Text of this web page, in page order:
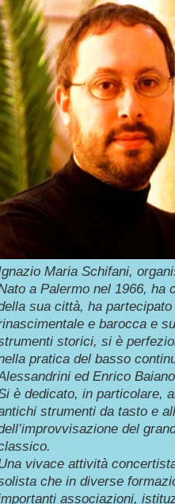
Maria Schifani,
a Palermo nel 1966, ha
sua città, ha
e barocca e
storici, si è
pratica del basso
ed Enrico
è dedicato, in particolare,
strumenti da tasto e
del
vivace attività
che in diverse
associazioni,